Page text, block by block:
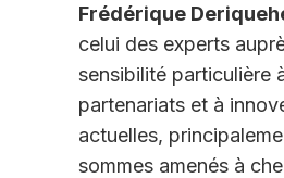
Frédérique
celui des experts
sensibilité particulière
partenariats et à
actuelles,
sommes amenés à